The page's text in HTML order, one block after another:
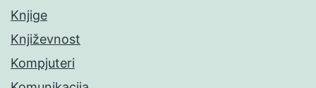
Knjige
Književnost
Kompjuteri